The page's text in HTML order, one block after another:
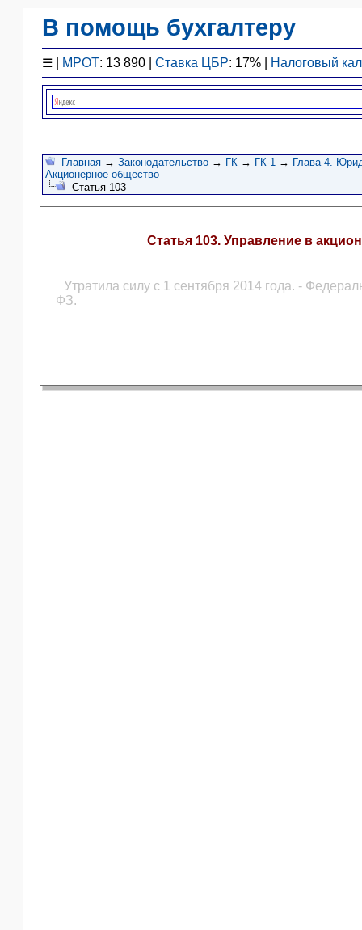
В помощь бухгалтеру
☰ МРОТ: 13 890 | Ставка ЦБР: 17% | Налоговый
Законодательство
F1 - Отчетность
План счетов
Справочник
Договоры
Проводки
БУ
Главная → Законодательство → ГК → ГК-1 → Глава 4.
Акционерное общество
Статья 103
Статья 103. Управление в
Утратила силу с 1 сентября 2014 года. -
ФЗ.